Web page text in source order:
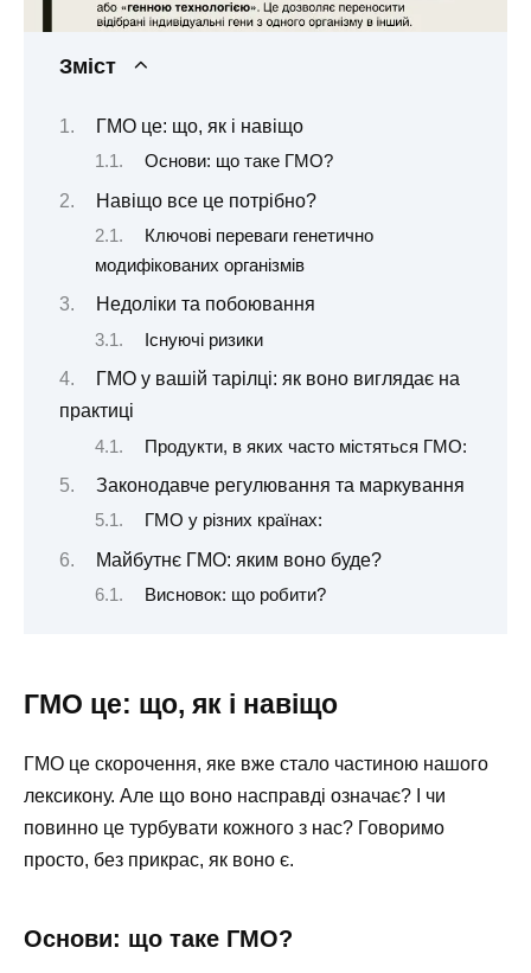
Зміст
ГМО це: що, як і навіщо
Основи: що таке ГМО?
Навіщо все це потрібно?
Ключові переваги генетично
модифікованих організмів
Недоліки та побоювання
Існуючі ризики
ГМО у вашій тарілці: як воно виглядає на
практиці
Продукти, в яких часто містяться ГМО:
Законодавче регулювання та маркування
ГМО у різних країнах:
Майбутнє ГМО: яким воно буде?
Висновок: що робити?
ГМО це: що, як і навіщо
ГМО це скорочення, яке вже стало частиною нашого
лексикону. Але що воно насправді означає? І чи
повиннo це турбувати кожного з нас? Говоримо
просто, без прикрас, як воно є.
Основи: що таке ГМО?